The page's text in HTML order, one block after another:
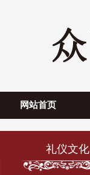
网站首页
礼仪文化